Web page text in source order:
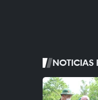
NOTICIAS